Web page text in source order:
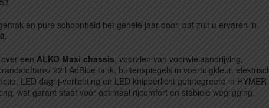
en pure schoonheid het gehele jaar door, dat zult u ervaren in
een ALKO Maxi chassis , voorzien van voorwielaandrijving,
22 l AdBlue tank, buitenspiegels in voertuigkleur,
LED dagrij-verlichting en LED knipperlicht geïntegreerd in HYMER
wat garant staat voor optimaal rijcomfort en stabiele wegligging.